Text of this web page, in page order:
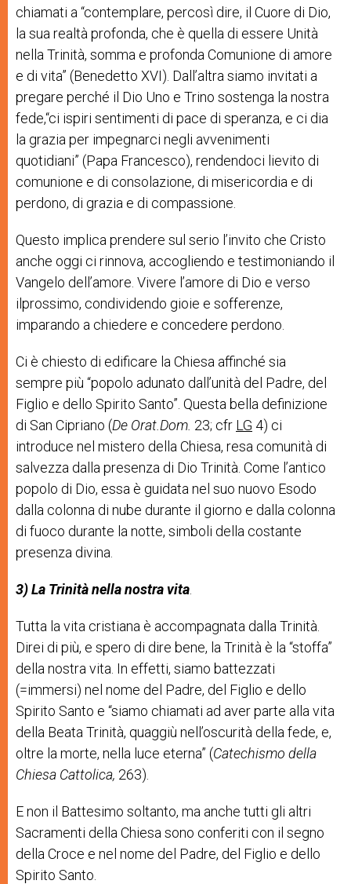
chiamati a “contemplare, percosì dire, il Cuore di Dio,
la sua realtà profonda, che è quella di essere Unità
nella Trinità, somma e profonda Comunione di amore
e di vita” (Benedetto XVI) Dall ’altra siamo invitati a
pregare perché il Dio Uno e Trino sostenga la nostra
fede,“ci ispiri sentimenti di pace di speranza, e ci dia
la grazia per impegnarci negli avvenimenti
quotidiani” (Papa Francesco), rendendoci lievito di
comunione e di consolazione, di misericordia e di
perdono, di grazia e di compassione.
Questo implica prendere sul serio ’invito che Cristo
anche oggi ci rinnova, accogliendo e testimoniando il
Vangelo dell ’amore. Vivere ’amore di Dio e verso
il prossimo, condividendo gioie e sofferenze,
imparando a chiedere e concedere perdono.
Ci è chiesto di edificare la Chiesa affinché sia
sempre più “popolo adunato dall ’unità del Padre, del
Figlio e dello Spirito Santo” Questa bella definizione
di San Cipriano (De Orat.Dom. 23; cfr LG 4) ci
introduce nel mistero della Chiesa, resa comunità di
salvezza dalla presenza di Dio Trinità. Come ’antico
popolo di Dio, essa è guidata nel suo nuovo Esodo
dalla colonna di nube durante il giorno e dalla colonna
di fuoco durante la notte, simboli della costante
presenza divina.
3)La Trinitànellanostravita
Tutta la vita cristiana è accompagnata dalla Trinità
Direi di più, e spero di dire bene, la Trinità è la “stoffa”
della nostra vita. In effetti, siamo battezzati
(=immersi) nel nome del Padre, del Figlio e dello
Spirito Santo e “siamo chiamati ad averparte alla vita
della Beata Trinità, quaggiù nell’oscurità della fede, e,
oltre la morte, nella luce eterna” (Catechismo della
Chiesa Cattolica, 263).
Enon il Battesimo soltanto, ma anche tutti gli altri
Sacramenti della Chiesa sono conferiti con il segno
della Croce e nel nome del Padre, del Figlio e dello
Spirito Santo